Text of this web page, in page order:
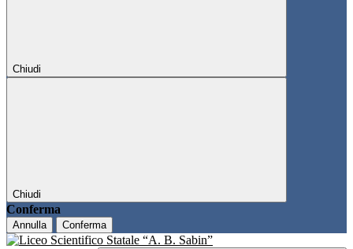
Chiudi
Chiudi
Conferma
Annulla Conferma